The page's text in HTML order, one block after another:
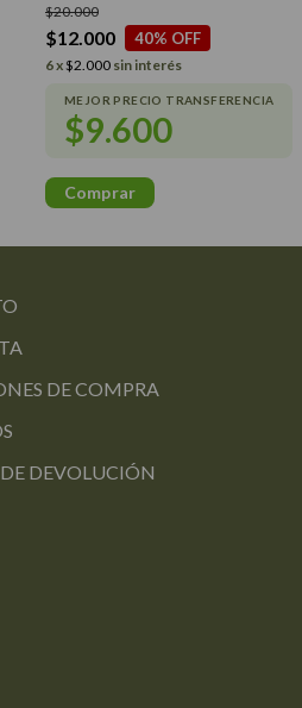
$12.000
$20.000
40% OFF
6x$2.000 sin interés
$9.600
DE COMPRA
DEVOLUCIÓN